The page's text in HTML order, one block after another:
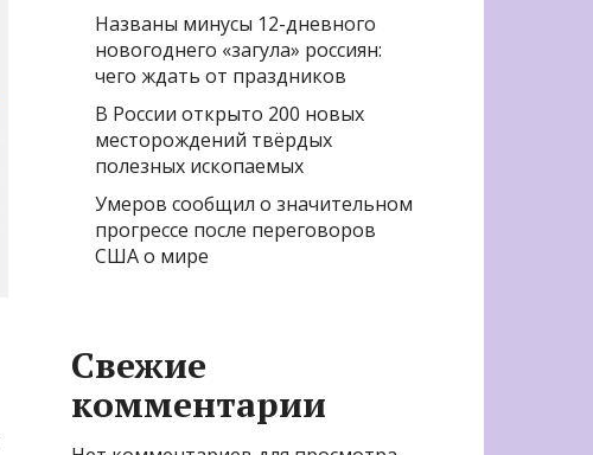
Названы минусы 12-дневного
новогоднего «загула» россиян:
чего ждать от праздников
В России открыто 200 новых
месторождений твёрдых
полезных ископаемых
Умеров сообщил о значительном
прогрессе после переговоров
США о мире
Свежие
комментарии